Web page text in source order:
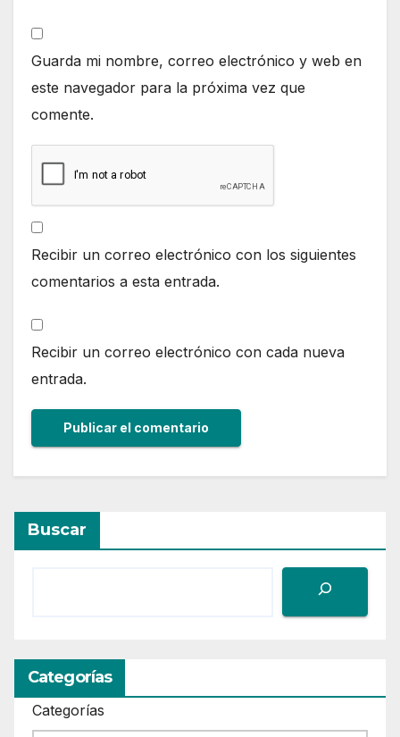
Guarda mi nombre, correo electrónico y web en
este navegador para la próxima vez que
comente.
Recibir un correo electrónico con los siguientes
comentarios a esta entrada.
Recibir un correo electrónico con cada nueva
entrada.
Buscar
Categorías
Categorías